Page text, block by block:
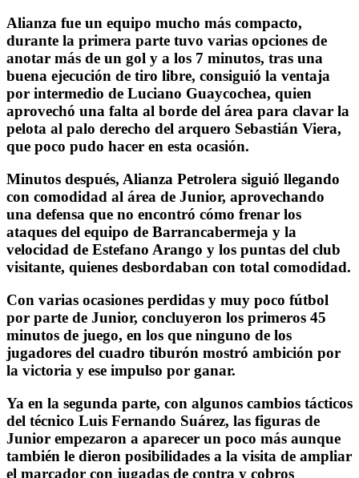
Alianza fue un equipo mucho más compacto,
durante la primera parte tuvo varias opciones de
anotar más de un gol y a los 7 minutos, tras una
buena ejecución de tiro libre, consiguió la ventaja
por intermedio de Luciano Guaycochea, quien
aprovechó una falta al borde del área para clavar la
pelota al palo derecho del arquero Sebastián Viera,
que poco pudo hacer en esta ocasión.
Minutos después, Alianza Petrolera siguió llegando
con comodidad al área de Junior, aprovechando
una defensa que no encontró cómo frenar los
ataques del equipo de Barrancabermeja y la
velocidad de Estefano Arango y los puntas del club
visitante, quienes desbordaban con total comodidad.
Con varias ocasiones perdidas y muy poco fútbol
por parte de Junior, concluyeron los primeros 45
minutos de juego, en los que ninguno de los
jugadores del cuadro tiburón mostró ambición por
la victoria y ese impulso por ganar.
Ya en la segunda parte, con algunos cambios tácticos
del técnico Luis Fernando Suárez, las figuras de
Junior empezaron a aparecer un poco más aunque
también le dieron posibilidades a la visita de ampliar
el marcador con jugadas de contra y cobros